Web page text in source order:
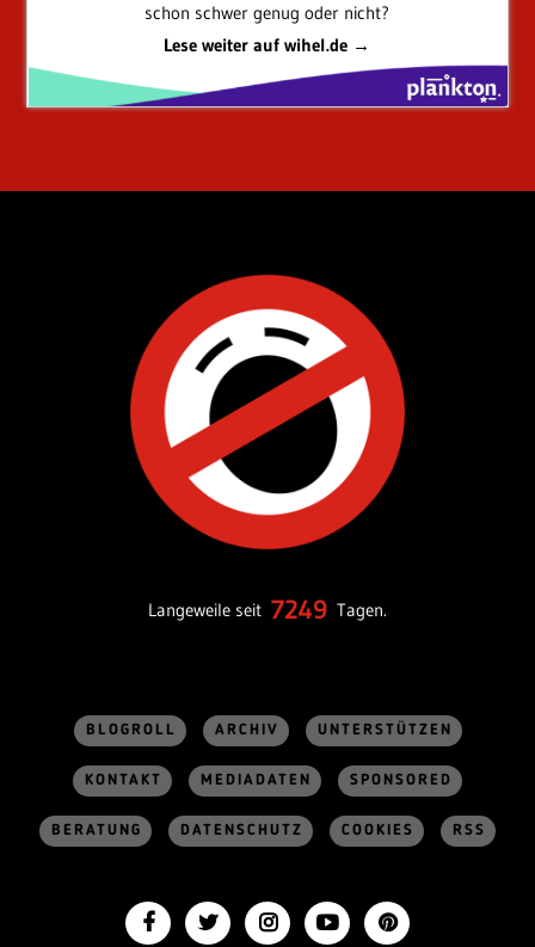
schon schwer genug oder nicht?
Lese weiter auf wihel.de →
Langeweile seit 7249 Tagen.
BLOGROLL ARCHIV UNTERSTÜTZEN
KONTAKT MEDIADATEN SPONSORED
BERATUNG DATENSCHUTZ COOKIES RSS